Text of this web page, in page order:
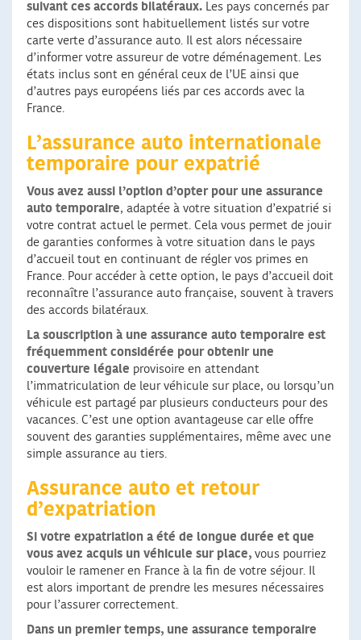
suivant ces accords bilatéraux. Les pays concernés par
ces dispositions sont habituellement listés sur votre
carte verte d’assurance auto. Il est alors nécessaire
d’informer votre assureur de votre déménagement. Les
états inclus sont en général ceux de l’UE ainsi que
d’autres pays européens liés par ces accords avec la
France.
L’assurance auto internationale
temporaire pour expatrié
Vous avez aussi l’option d’opter pour une assurance
auto temporaire, adaptée à votre situation d’expatrié si
votre contrat actuel le permet. Cela vous permet de jouir
de garanties conformes à votre situation dans le pays
d’accueil tout en continuant de régler vos primes en
France. Pour accéder à cette option, le pays d’accueil doit
reconnaître l’assurance auto française, souvent à travers
des accords bilatéraux.
La souscription à une assurance auto temporaire est
fréquemment considérée pour obtenir une
couverture légale provisoire en attendant
l’immatriculation de leur véhicule sur place, ou lorsqu’un
véhicule est partagé par plusieurs conducteurs pour des
vacances. C’est une option avantageuse car elle offre
souvent des garanties supplémentaires, même avec une
simple assurance au tiers.
Assurance auto et retour
d’expatriation
Si votre expatriation a été de longue durée et que
vous avez acquis un véhicule sur place, vous pourriez
vouloir le ramener en France à la fin de votre séjour. Il
est alors important de prendre les mesures nécessaires
pour l’assurer correctement.
Dans un premier temps, une assurance temporaire